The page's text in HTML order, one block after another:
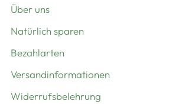
Über uns
Natürlich sparen
Bezahlarten
Versandinformationen
Widerrufsbelehrung